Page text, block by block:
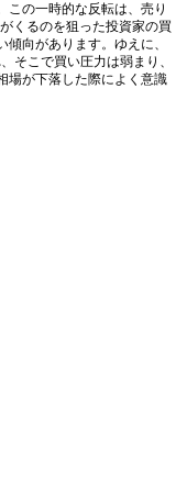
この一時的な反転は、売り
くるのを狙った投資家の買
向があります。ゆえに、
そこで買い圧力は弱まり、
場が下落した際によく意識